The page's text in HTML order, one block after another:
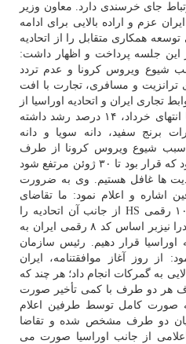
جای خرسندی دارد. معاون وزیر
عزم و اراده بالایی برای ادامه
توسعه همکاری متقابل را از اتحادیه
این جلسه پرداخت و اظهار داشت:
شیوع ویروس کرونا و عدم تردد
ترانزیت و مسافری، تجارت با افت
تجاری ایران و اتحادیه اوراسیا از
شروع اجرای این موافقتنامه تا انتهای خرداد، ۱۴ درصد رشد داشته
برنج سفید، دانه سویا و دانه
سبب شیوع ویروس کرونا از طرف
اتحادیه اوراسیا به وجود آمده بود که قرار بود تا ۳۰ ژوئن مرتفع شود
ها غافل هستیم. وی به ضرورت
اشاره و اعلام نمود: ما تقاضای
ارائه این امار برمبنای کدهای ۱۰ رقمی HS از جانب آن اتحادیه را
داریم و اماده هستیم تا آمار خودرا نیزبر اساس کد ۸ رقمی ایران به
اوراسیا قرار دهیم. رئیس سازمان
از روز آغاز موافقتنامه، ایران
به گمرکات انجام داد؛ هر چند که
هر دو طرف با کمی تأخیر صورت
صورت کامل توسط طرفین اعلام
دو طرف مشخص شده و تقاضا
اعلامی از جانب اوراسیا صورت می